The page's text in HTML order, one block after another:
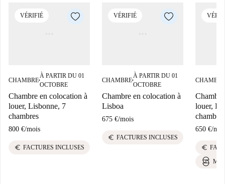
VÉRIFIÉ
CHAMBRE■
À PARTIR DU 01
OCTOBRE
Chambre en colocation à
louer, Lisbonne, 7
chambres
800 €/mois
euro FACTURES INCLUSES
VÉRIFIÉ
CHAMBRE■
À PARTIR DU 01
OCTOBRE
Chambre en colocation à
Lisboa
675 €/mois
euro FACTURES INCLUSES
CHAMBRE
louer,
chambres
650 €/
euro